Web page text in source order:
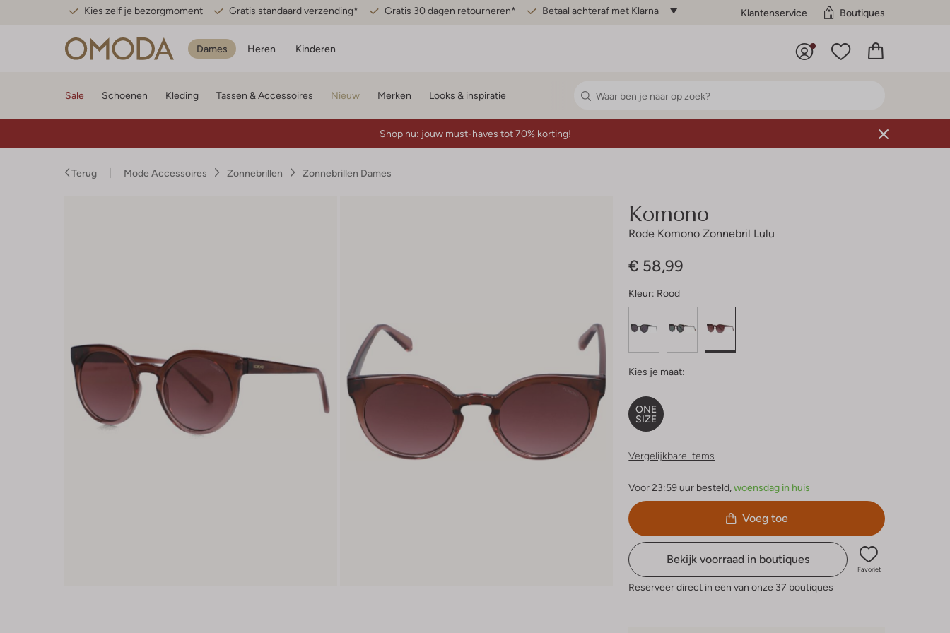
Kies zelf je bezorgmoment Gratis standaard verzending* Gratis 30 dagen retourneren* Betaal achteraf met Klarna Klantenservice Boutiques
Dames Heren Kinderen
Sale Schoenen Kleding Tassen & Accessoires Nieuw Merken Looks & inspiratie
Shop nu: jouw must-haves tot 70% korting!
Terug Mode Accessoires Zonnebrillen Zonnebrillen Dames
Komono
Rode Komono Zonnebril Lulu
€ 58,99
Kleur: Rood
Kies je maat:
ONE
SIZE
Vergelijkbare items
Voor 23:59 uur besteld, woensdag in huis
Voeg toe
Bekijk voorraad in boutiques
Favoriet
Reserveer direct in een van onze 37 boutiques